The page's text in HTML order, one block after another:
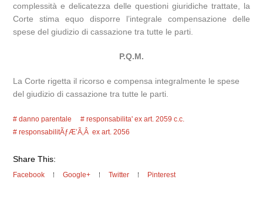
complessità e delicatezza delle questioni giuridiche trattate, la
Corte stima equo disporre l’integrale compensazione delle
spese del giudizio di cassazione tra tutte le parti.
P.Q.M.
La Corte rigetta il ricorso e compensa integralmente le spese
del giudizio di cassazione tra tutte le parti.
danno parentale
responsabilita' ex art. 2059 c.c.
responsabilitÃƒÆ’Ã‚Â ex art. 2056
Share This:
Facebook Google+ Twitter Pinterest